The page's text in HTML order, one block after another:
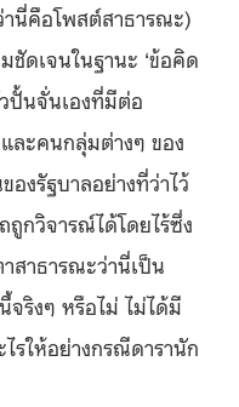
นี่คือโพสต์สาธารณะ)
ชัดเจนในฐานะ ‘ข้อคิด
ปั้นจั่นเองที่มีต่อ
ละคนกลุ่มต่างๆ ของ
งรัฐบาลอย่างที่ว่าไว้
กวิจารณ์ได้โดยไร้ซึ่ง
สาธารณะว่านี่เป็น
จริงๆ หรือไม่ ไม่ได้มี
รให้อย่างกรณีดารานัก